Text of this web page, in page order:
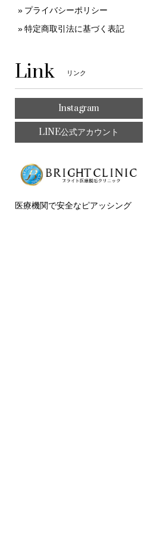
プライバシーポリシー
特定商取引法に基づく表記
Link リンク
Instagram
LINE公式アカウント
医療機関で安全なピアッシング